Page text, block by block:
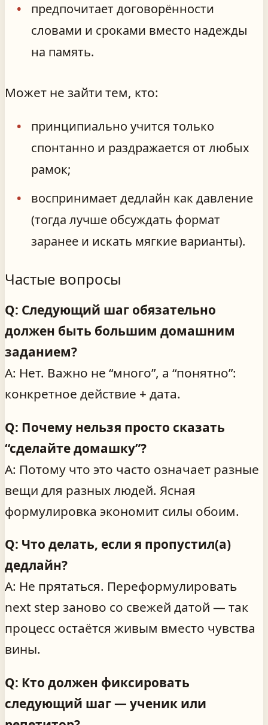
предпочитает договорённости
словами и сроками вместо надежды
на память.
Может не зайти тем, кто:
принципиально учится только
спонтанно и раздражается от любых
рамок;
воспринимает дедлайн как давление
(тогда лучше обсуждать формат
заранее и искать мягкие варианты).
Частые вопросы
Q: Следующий шаг обязательно
должен быть большим домашним
заданием?
A: Нет. Важно не “много”, а “понятно”:
конкретное действие + дата.
Q: Почему нельзя просто сказать
“сделайте домашку”?
A: Потому что это часто означает разные
вещи для разных людей. Ясная
формулировка экономит силы обоим.
Q: Что делать, если я пропустил(а)
дедлайн?
A: Не прятаться. Переформулировать
next step заново со свежей датой — так
процесс остаётся живым вместо чувства
вины.
Q: Кто должен фиксировать
следующий шаг — ученик или